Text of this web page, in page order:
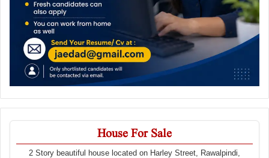
House For Sale
2 Story beautiful house located on Harley Street, Rawalpindi,